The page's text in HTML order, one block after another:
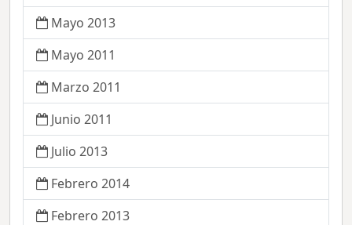
Mayo 2013
Mayo 2011
Marzo 2011
Junio 2011
Julio 2013
Febrero 2014
Febrero 2013